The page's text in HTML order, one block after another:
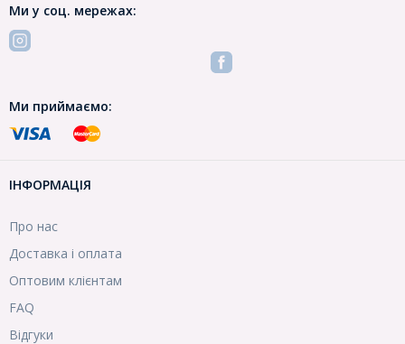
Ми у соц. мережах:
Ми приймаємо:
ІНФОРМАЦІЯ
Про нас
Доставка і оплата
Оптовим клієнтам
FAQ
Відгуки